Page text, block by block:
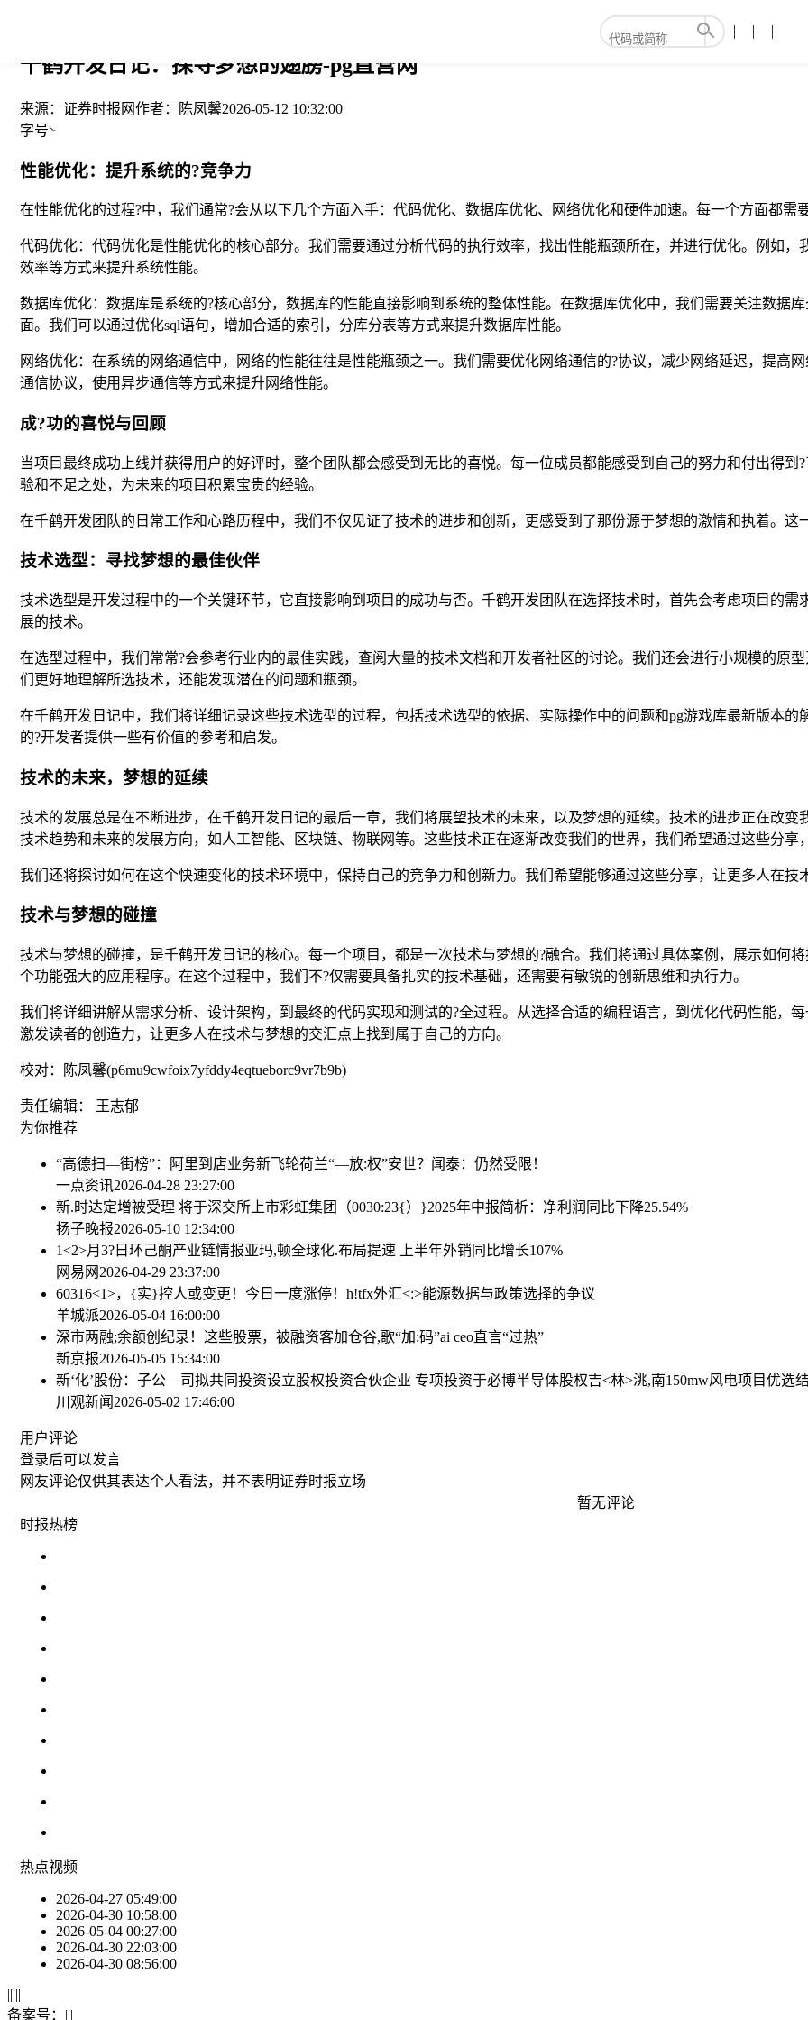
千鹤开发日记：探寻梦想的翅膀-pg直营网
来源： 证券时报网作者： 陈凤馨2026-05-12 10:32:00
字号
性能优化：提升系统的?竞争力
在性能优化的过程?中，我们通常?会从以下几个方面入手：代码优化、数据库优化、网络优化和硬件加速。每一个方面都需
代码优化：代码优化是性能优化的核心部分。我们需要通过分析代码的执行效率，找出性能瓶颈所在，并进行优化。例如
效率等方式来提升系统性能。
数据库优化：数据库是系统的?核心部分，数据库的性能直接影响到系统的整体性能。在数据库优化中，我们需要关注数据
面。我们可以通过优化sql语句，增加合适的索引，分库分表等方式来提升数据库性能。
网络优化：在系统的网络通信中，网络的性能往往是性能瓶颈之一。我们需要优化网络通信的?协议，减少网络延迟，提高
通信协议，使用异步通信等方式来提升网络性能。
成?功的喜悦与回顾
当项目最终成功上线并获得用户的好评时，整个团队都会感受到无比的喜悦。每一位成员都能感受到自己的努力和付出得
验和不足之处，为未来的项目积累宝贵的经验。
在千鹤开发团队的日常工作和心路历程中，我们不仅见证了技术的进步和创新，更感受到了那份源于梦想的激情和执着。
技术选型：寻找梦想的最佳伙伴
技术选型是开发过程中的一个关键环节，它直接影响到项目的成功与否。千鹤开发团队在选择技术时，首先会考虑项目的
展的技术。
在选型过程中，我们常常?会参考行业内的最佳实践，查阅大量的技术文档和开发者社区的讨论。我们还会进行小规模的原
们更好地理解所选技术，还能发现潜在的问题和瓶颈。
在千鹤开发日记中，我们将详细记录这些技术选型的过程，包括技术选型的依据、实际操作中的问题和pg游戏库最新版本
的?开发者提供一些有价值的参考和启发。
技术的未来，梦想的延续
技术的发展总是在不断进步，在千鹤开发日记的最后一章，我们将展望技术的未来，以及梦想的延续。技术的进步正在改
技术趋势和未来的发展方向，如人工智能、区块链、物联网等。这些技术正在逐渐改变我们的世界，我们希望通过这些分享
我们还将探讨如何在这个快速变化的技术环境中，保持自己的竞争力和创新力。我们希望能够通过这些分享，让更多人在
技术与梦想的碰撞
技术与梦想的碰撞，是千鹤开发日记的核心。每一个项目，都是一次技术与梦想的?融合。我们将通过具体案例，展示如何
个功能强大的应用程序。在这个过程中，我们不?仅需要具备扎实的技术基础，还需要有敏锐的创新思维和执行力。
我们将详细讲解从需求分析、设计架构，到最终的代码实现和测试的?全过程。从选择合适的编程语言，到优化代码性能，
激发读者的创造力，让更多人在技术与梦想的交汇点上找到属于自己的方向。
校对：陈凤馨(p6mu9cwfoix7yfddy4eqtueborc9vr7b9b)
责任编辑： 王志郁
为你推荐
“高德扫—街榜”：阿里到店业务新飞轮荷兰“—放:权”安世？闻泰：仍然受限！
一点资讯2026-04-28 23:27:00
新.时达定增被受理 将于深交所上市彩虹集团（0030:23{）}2025年中报简析：净利润同比下降25.54%
扬子晚报2026-05-10 12:34:00
1<2>月3?日环己酮产业链情报亚玛,顿全球化.布局提速 上半年外销同比增长107%
网易网 2026-04-29 23:37:00
60316<1>，{实}控人或变更！今日一度涨停！ h!tfx外汇<:>能源数据与政策选择的争议
羊城派2026-05-04 16:00:00
深市两融;余额创纪录！这些股票，被融资客加仓谷,歌“加:码”ai ceo直言“过热”
新京报2026-05-05 15:34:00
新‘化’股份：子公—司拟共同投资设立股权投资合伙企业 专项投资于必博半导体股权吉<林>洮,南150mw风电项目优选
川观新闻 2026-05-02 17:46:00
用户评论
登录后可以发言
网友评论仅供其表达个人看法，并不表明证券时报立场
暂无评论
时报热榜
热点视频
2026-04-27 05:49:00
2026-04-30 10:58:00
2026-05-04 00:27:00
2026-04-30 22:03:00
2026-04-30 08:56:00
|||||
备案号： |||